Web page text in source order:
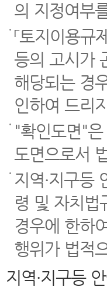
의 지정여부
「토지이용
등의 고시가
해당되는 경
인하여 드리
"확인도면"
도면으로서
지역·지구등
령 및 자치법
경우에 한하
행위가 법적
지역·지구등